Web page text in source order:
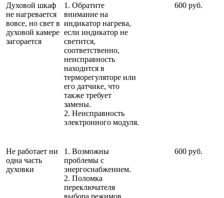
Духовой шкаф
не нагревается
вовсе, но свет в
духовой камере
загорается
1. Обратите
внимание на
индикатор нагрева,
если индикатор не
светится,
соответственно,
неисправность
находится в
терморегуляторе или
его датчике, что
также требует
замены.
2. Неисправность
электронного модуля.
600 руб.
Не работает ни
одна часть
духовки
1. Возможны
проблемы с
энергоснабжением.
2. Поломка
переключателя
выбора режимов.
600 руб.